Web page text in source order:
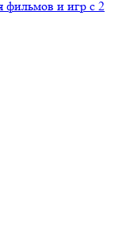
фильмов и игр с 2